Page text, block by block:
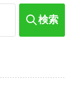
検索